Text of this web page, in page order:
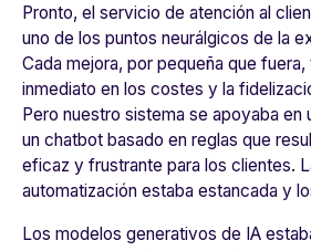
Pronto, el servicio de atención al
uno de los puntos neurálgicos de la
Cada mejora, por pequeña que
inmediato en los costes y la
Pero nuestro sistema se apoyaba en
un chatbot basado en reglas que
eficaz y frustrante para los clientes.
automatización estaba estancada y
Los modelos generativos de IA